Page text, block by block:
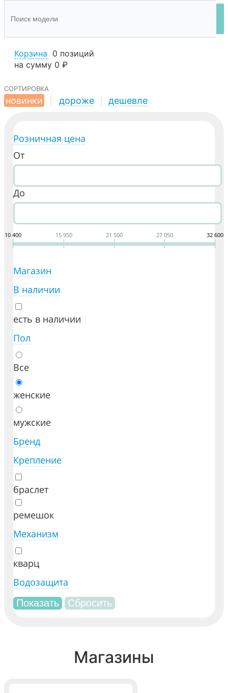
Корзина 0 позиций
на сумму 0 ₽
сортировка
новинки
дороже дешевле
Розничная цена
От
До
10 400 15 950 21 500 27 050 32 600
Магазин
В наличии
есть в наличии
Пол
Все
женские
мужские
Бренд
Крепление
браслет
ремешок
Механизм
кварц
Водозащита
Магазины